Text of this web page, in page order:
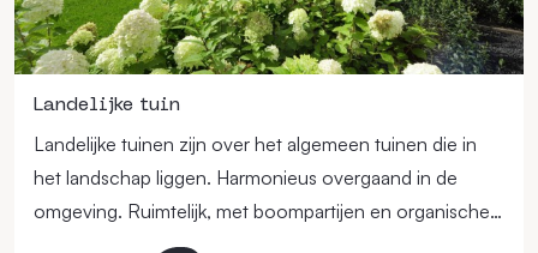
Landelijke tuin
Landelijke tuinen zijn over het algemeen tuinen die in
het landschap liggen. Harmonieus overgaand in de
omgeving. Ruimtelijk, met boompartijen en organische